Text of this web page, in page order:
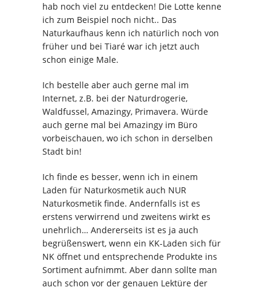
hab noch viel zu entdecken! Die Lotte kenne
ich zum Beispiel noch nicht.. Das
Naturkaufhaus kenn ich natürlich noch von
früher und bei Tiaré war ich jetzt auch
schon einige Male.
Ich bestelle aber auch gerne mal im
Internet, z.B. bei der Naturdrogerie,
Waldfussel, Amazingy, Primavera. Würde
auch gerne mal bei Amazingy im Büro
vorbeischauen, wo ich schon in derselben
Stadt bin!
Ich finde es besser, wenn ich in einem
Laden für Naturkosmetik auch NUR
Naturkosmetik finde. Andernfalls ist es
erstens verwirrend und zweitens wirkt es
unehrlich… Andererseits ist es ja auch
begrüßenswert, wenn ein KK-Laden sich für
NK öffnet und entsprechende Produkte ins
Sortiment aufnimmt. Aber dann sollte man
auch schon vor der genauen Lektüre der